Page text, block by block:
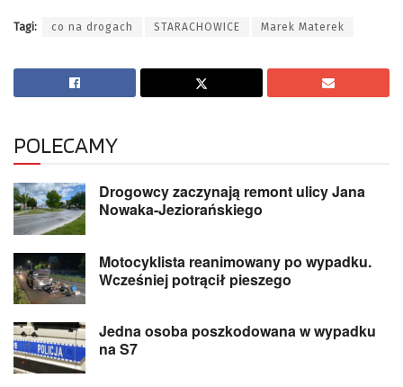
Tagi: co na drogach STARACHOWICE Marek Materek
POLECAMY
Drogowcy zaczynają remont ulicy Jana
Nowaka-Jeziorańskiego
Motocyklista reanimowany po wypadku.
Wcześniej potrącił pieszego
Jedna osoba poszkodowana w wypadku
na S7